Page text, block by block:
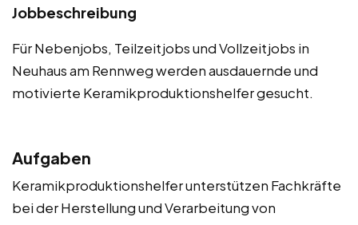
Jobbeschreibung
Für Nebenjobs, Teilzeitjobs und Vollzeitjobs in
Neuhaus am Rennweg werden ausdauernde und
motivierte Keramikproduktionshelfer gesucht.
Aufgaben
Keramikproduktionshelfer unterstützen Fachkräfte
bei der Herstellung und Verarbeitung von